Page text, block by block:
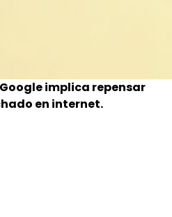
implica repensar
en internet.